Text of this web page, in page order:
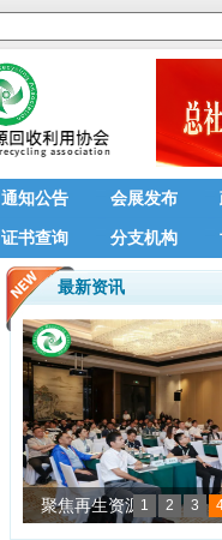
通知公告 会展发布
证书查询 分支机构
最新资讯
聚焦再生资源 1 2 3